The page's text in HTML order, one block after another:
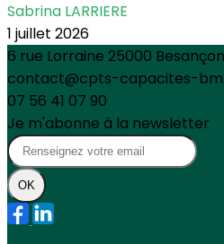
Sabrina LARRIERE
1 juillet 2026
6 rue Lorraine 25000 Besançon
contact@cpts-capacites-
07 56 41 07 90
Je m'abonne à la newsletter
OK